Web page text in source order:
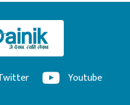
Youtube